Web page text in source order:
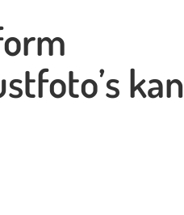
kan